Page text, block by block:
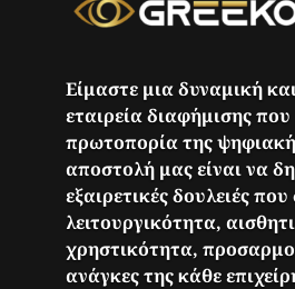
Είμαστε μια δυναμική
εταιρεία διαφήμισης
πρωτοπορία της
αποστολή μας είναι να
εξαιρετικές δουλειές
λειτουργικότητα,
χρηστικότητα,
ανάγκες της κάθε